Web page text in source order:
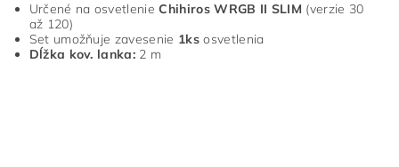
Určené na osvetlenie Chihiros WRGB II SLIM (verzie 30
až 120)
Set umožňuje zavesenie 1ks osvetlenia
Dĺžka kov. lanka: 2 m